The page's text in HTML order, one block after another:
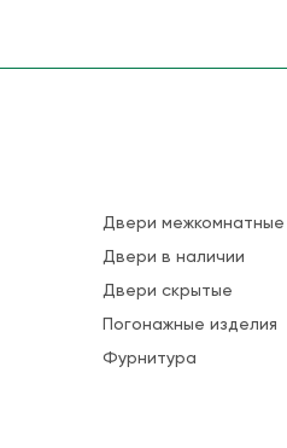
Двери межкомнатные
Двери в наличии
Двери скрытые
Погонажные изделия
Фурнитура